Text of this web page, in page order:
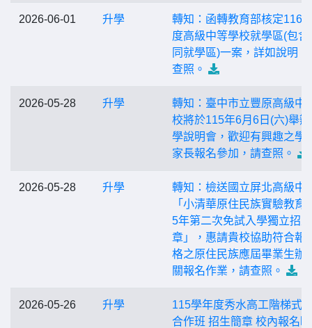
2026-06-01 升學
轉知：函轉教育部核定116
度高級中等學校就學區(包含
同就學區)一案，詳如說明，
查照。
2026-05-28 升學
轉知：臺中市立豐原高級中
校將於115年6月6日(六)舉
學說明會，歡迎有興趣之學
家長報名參加，請查照。
2026-05-28 升學
轉知：檢送國立屏北高級中
「小清華原住民族實驗教育
5年第二次免試入學獨立招
章」，惠請貴校協助符合報
格之原住民族應屆畢業生辦
關報名作業，請查照。
2026-05-26 升學
115學年度秀水高工階梯式
合作班 招生簡章 校內報名